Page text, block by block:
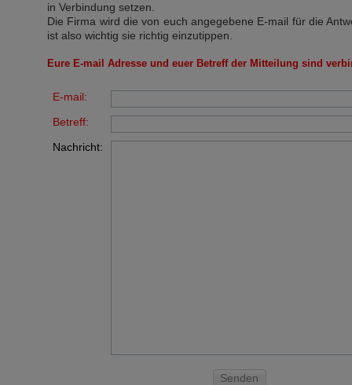
in Verbindung setzen.
Die Firma wird die von euch angegebene E-mail für die
ist also wichtig sie richtig einzutippen.
Eure E-mail Adresse und euer Betreff der Mitteilung sind
E-mail:
Betreff:
Nachricht:
Senden